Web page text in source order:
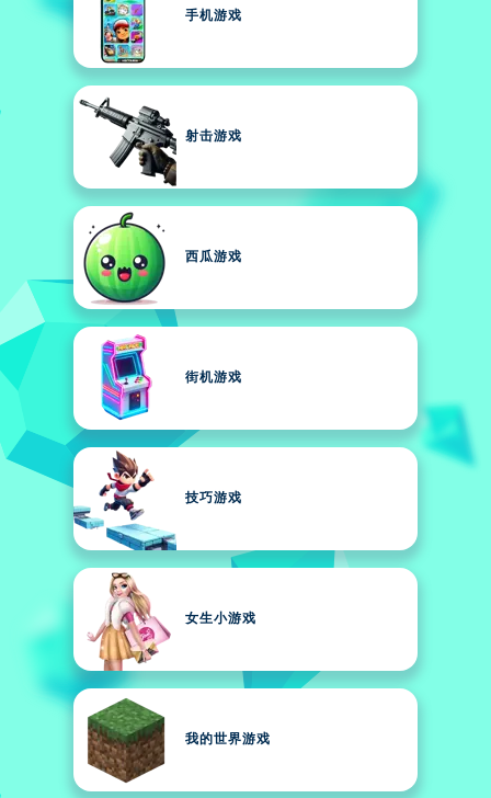
手机游戏
射击游戏
西瓜游戏
街机游戏
技巧游戏
女生小游戏
我的世界游戏